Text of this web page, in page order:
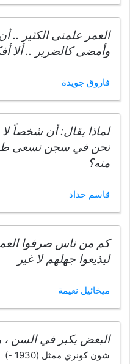
العمر علمنى الكثير ..
وأمضى كالضرير .. ألا
فاروق جويدة
لماذا يقال: أن شخصاً
نحن في سجن نسعى
منه؟
قاسم حداد
كم من ناس صرفوا
ليذيعوا جهلهم لا غير
ميخائيل نعيمة
البعض يكبر في السن ،
شون كونري ممثل (1930 -)